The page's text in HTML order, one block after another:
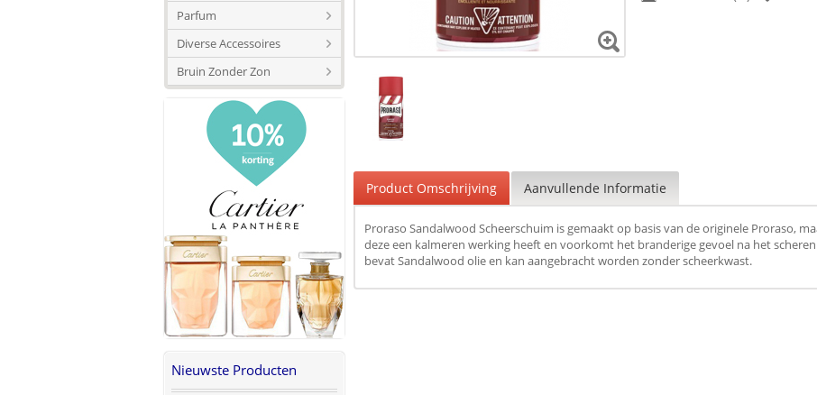
Parfum
Diverse Accessoires
Bruin Zonder Zon
Product Omschrijving Aanvullende Informatie
Proraso Sandalwood Scheerschuim is gemaakt op basis van de originele Proraso,
deze een kalmeren werking heeft en voorkomt het branderige gevoel na het
bevat Sandalwood olie en kan aangebracht worden zonder scheerkwast.
Nieuwste Producten